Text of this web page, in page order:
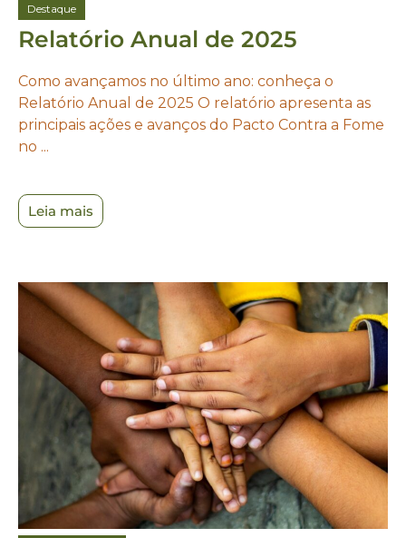
Destaque
Relatório Anual de 2025
Como avançamos no último ano: conheça o
Relatório Anual de 2025 O relatório apresenta as
principais ações e avanços do Pacto Contra a Fome
no ...
Leia mais